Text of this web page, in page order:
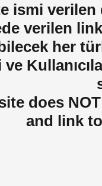
ismi verilen
verilen
her
ve
does
and link